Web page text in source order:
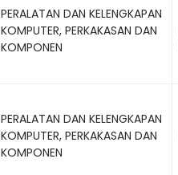
PERALATAN DAN KELENGKAPAN
KOMPUTER, PERKAKASAN DAN
KOMPONEN
PERALATAN DAN KELENGKAPAN
KOMPUTER, PERKAKASAN DAN
KOMPONEN